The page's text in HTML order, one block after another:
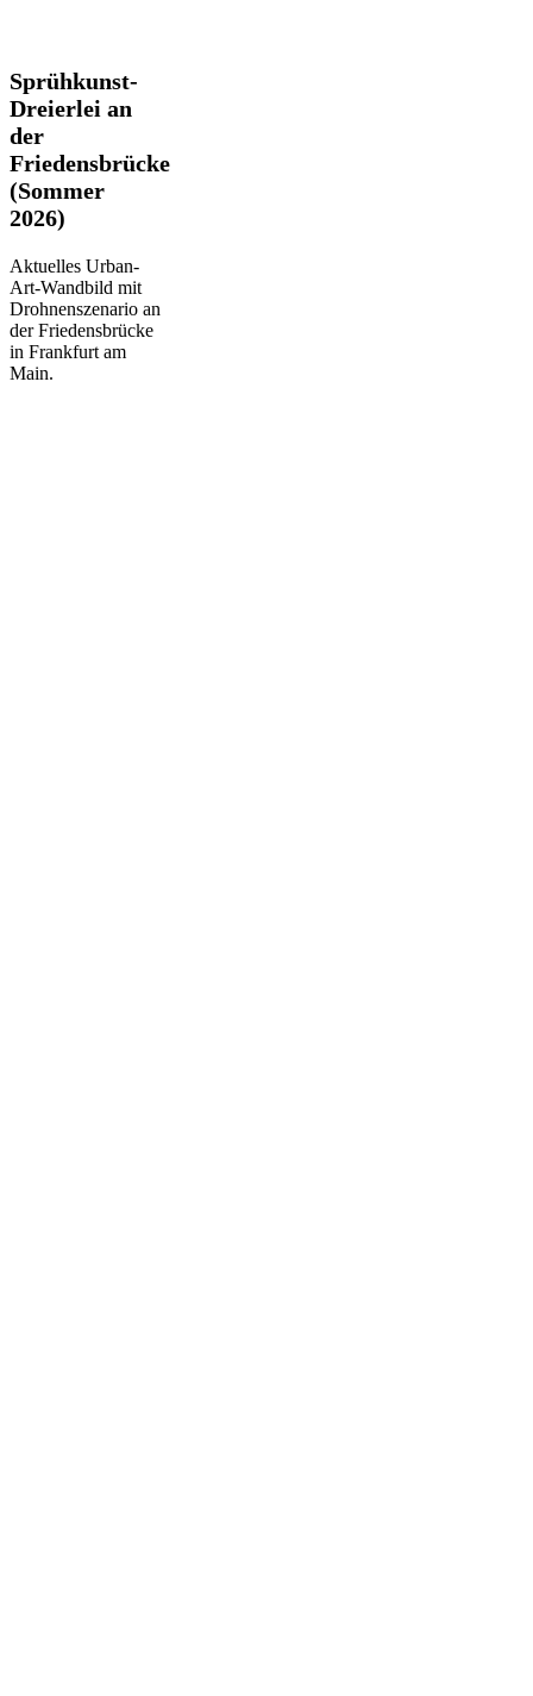
Sprühkunst-
Dreierlei
an
der
Friedensbrücke
(Sommer
2026)
Sprühkunst-
Dreierlei an
der
Friedensbrücke
(Sommer
2026)
Aktuelles Urban-
Art-Wandbild mit
Drohnenszenario an
der Friedensbrücke
in Frankfurt am
Main.